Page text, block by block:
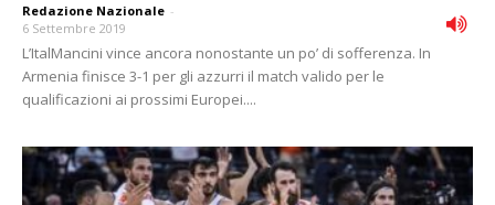
Redazione Nazionale -
6 Settembre 2019
L’ItalMancini vince ancora nonostante un po’ di sofferenza. In
Armenia finisce 3-1 per gli azzurri il match valido per le
qualificazioni ai prossimi Europei....